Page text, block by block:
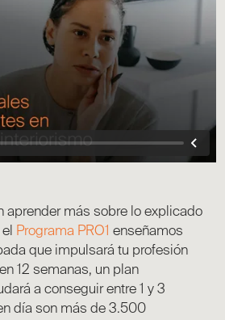
aprender más sobre lo explicado
Programa PRO1 enseñamos
que impulsará tu profesión
12 semanas, un plan
a conseguir entre 1 y 3
día son más de 3.500